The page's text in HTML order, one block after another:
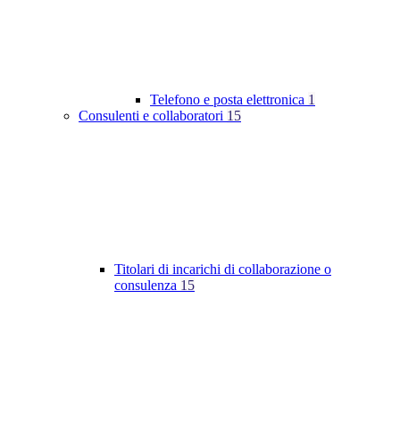
Telefono e posta elettronica 1
Consulenti e collaboratori 15
Titolari di incarichi di collaborazione o
consulenza 15